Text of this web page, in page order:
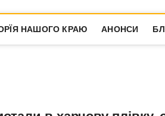
НАШОГО КРАЮ АНОНСИ